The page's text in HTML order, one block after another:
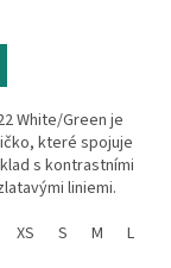
4XL
White/Green je
které spojuje
s kontrastními
liniemi.
XS S M L